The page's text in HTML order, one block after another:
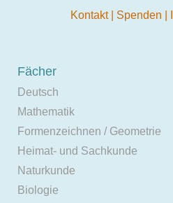
Kontakt Spenden
Fächer
Deutsch
Mathematik
Formenzeichnen / Geometrie
Heimat- und Sachkunde
Naturkunde
Biologie